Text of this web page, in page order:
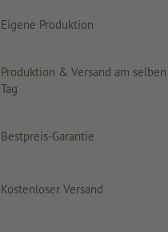
Eigene Produktion
Produktion & Versand am selben
Tag
Bestpreis-Garantie
Kostenloser Versand